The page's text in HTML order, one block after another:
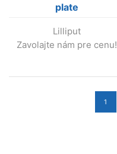
plate
Lilliput
Zavolajte nám pre cenu!
1